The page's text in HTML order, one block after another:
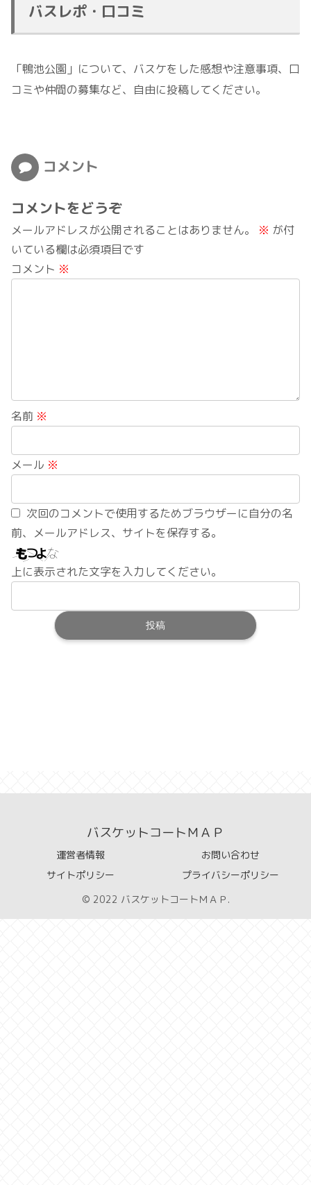
バスレポ・口コミ
「鴨池公園」について、バスケをした感想や注意事項、口
コミや仲間の募集など、自由に投稿してください。
コメント
コメントをどうぞ
メールアドレスが公開されることはありません。 ※ が付
いている欄は必須項目です
コメント ※
名前 ※
メール ※
次回のコメントで使用するためブラウザーに自分の名
前、メールアドレス、サイトを保存する。
上に表示された文字を入力してください。
バスケットコートＭＡＰ
運営者情報
お問い合わせ
サイトポリシー
プライバシーポリシー
© 2022 バスケットコートＭＡＰ.